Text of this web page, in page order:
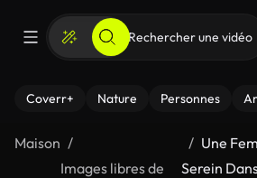
Coverr+ Nature Personnes
Maison
Images libres de
Une
Serein